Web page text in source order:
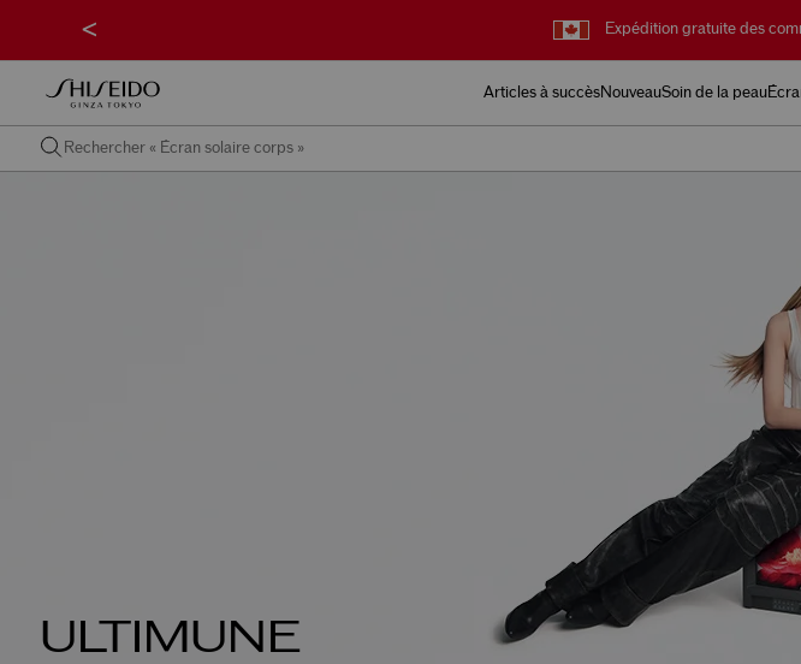
Cadeau surprise gratuit
<
Articles à succèsNouveauSoin de la peau